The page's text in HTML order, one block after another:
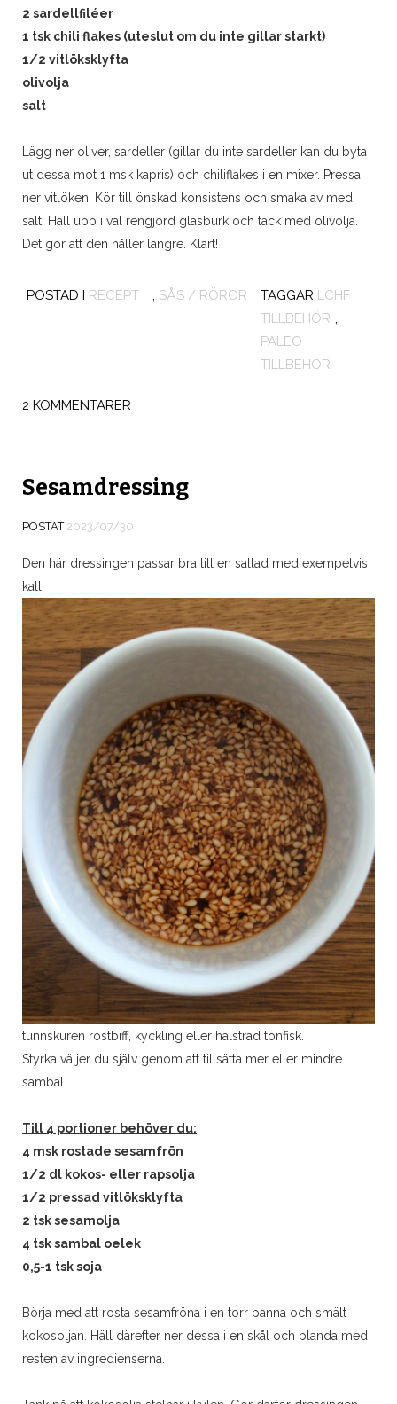
2 sardellfiléer
1 tsk chili flakes (uteslut om du inte gillar starkt)
1/2 vitlöksklyfta
olivolja
salt
Lägg ner oliver, sardeller (gillar du inte sardeller kan du byta
ut dessa mot 1 msk kapris) och chiliflakes i en mixer. Pressa
ner vitlöken. Kör till önskad konsistens och smaka av med
salt. Häll upp i väl rengjord glasburk och täck med olivolja.
Det gör att den håller längre. Klart!
POSTAD I RECEPT , SÅS / RÖROR TAGGAR LCHF
TILLBEHÖR ,
PALEO
TILLBEHÖR
2 KOMMENTARER
Sesamdressing
POSTAT 2023/07/30
Den här dressingen passar bra till en sallad med exempelvis
kall
tunnskuren rostbiff, kyckling eller halstrad tonfisk.
Styrka väljer du själv genom att tillsätta mer eller mindre
sambal.
Till 4 portioner behöver du:
4 msk rostade sesamfrön
1/2 dl kokos- eller rapsolja
1/2 pressad vitlöksklyfta
2 tsk sesamolja
4 tsk sambal oelek
0,5-1 tsk soja
Börja med att rosta sesamfröna i en torr panna och smält
kokosoljan. Häll därefter ner dessa i en skål och blanda med
resten av ingredienserna.